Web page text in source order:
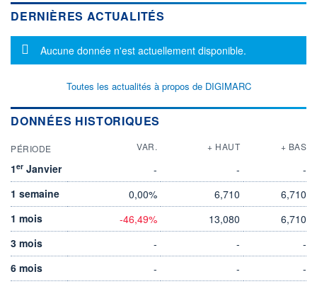
DERNIÈRES ACTUALITÉS
Message d'information
Aucune donnée n'est actuellement disponible.
Toutes les actualités à propos de DIGIMARC
DONNÉES HISTORIQUES
PÉRIODE VAR. + HAUT + BAS
1er Janvier - -
-
1 semaine
0,00% 6,710
6,710
1 mois
-46,49% 13,080
6,710
3 mois
- -
-
6 mois
- -
-